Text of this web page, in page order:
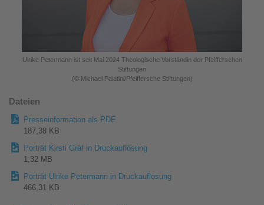
Ulrike Petermann ist seit Mai 2024 Theologische Vorständin der Pfeifferschen
Stiftungen
(© Michael Palatini/Pfeiffersche Stiftungen)
Dateien
Presseinformation als PDF
187,38 KB
Porträt Kirsti Gräf in Druckauflösung
1,32 MB
Porträt Ulrike Petermann in Druckauflösung
466,31 KB